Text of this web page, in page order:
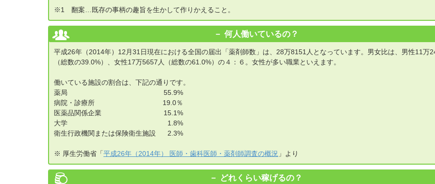
※1 翻案…既存の事柄の趣旨を生かして作りかえること。
何人働いているの？
平成26年（2014年）12月31日現在における全国の届出「薬剤師数」は、28万8151人となっています。男女比は、男性11万
（総数の39.0%）、女性17万5657人（総数の61.0%）の４：６。女性が多い職業といえます。
働いている施設の割合は、下記の通りです。
薬局
55.9%
病院・診療所
19.0％
医薬品関係企業
15.1%
大学
1.8%
衛生行政機関または保険衛生施設
2.3%
※ 厚生労働省「平成26年（2014年） 医師・歯科医師・薬剤師調査の概況 」より
どれくらい稼げるの？